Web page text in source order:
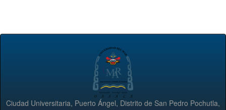
Ciudad Universitaria, Puerto Ángel, Distrito de San Pedro Pochutla,